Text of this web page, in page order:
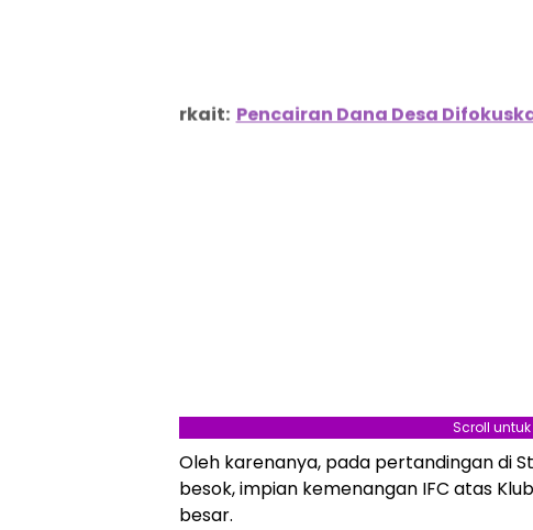
Berita Terkait: Pencairan Dana Desa
Scroll
Oleh karenanya, pada pertandingan di
besok, impian kemenangan IFC atas
besar.